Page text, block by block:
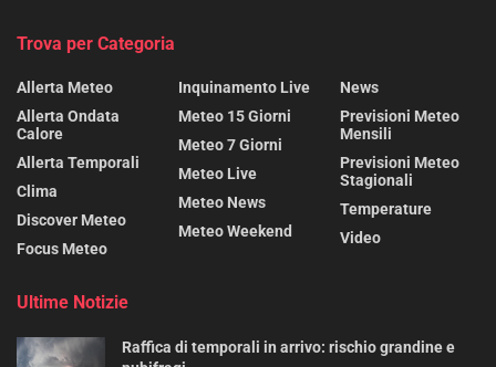
Trova per Categoria
Allerta Meteo
Allerta Ondata
Calore
Allerta Temporali
Clima
Discover Meteo
Focus Meteo
Inquinamento Live
Meteo 15 Giorni
Meteo 7 Giorni
Meteo Live
Meteo News
Meteo Weekend
News
Previsioni Meteo
Mensili
Previsioni Meteo
Stagionali
Temperature
Video
Ultime Notizie
Raffica di temporali in arrivo: rischio grandine e